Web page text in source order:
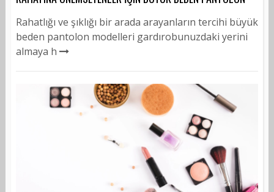
Rahatlığı ve şıklığı bir arada arayanların tercihi büyük
beden pantolon modelleri gardırobunuzdaki yerini
almaya h